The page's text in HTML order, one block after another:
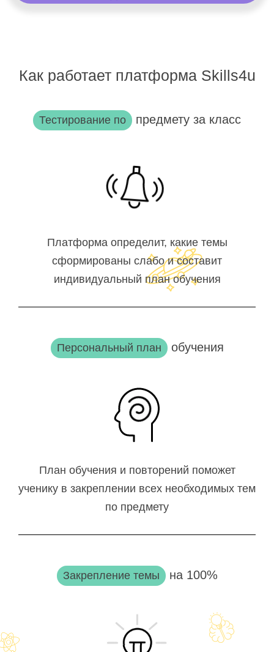
Как работает платформа Skills4u
Тестирование по предмету за класс
Платформа определит, какие темы
сформированы слабо и составит
индивидуальный план обучения
Персональный план обучения
План обучения и повторений поможет
ученику в закреплении всех необходимых тем
по предмету
Закрепление темы на 100%